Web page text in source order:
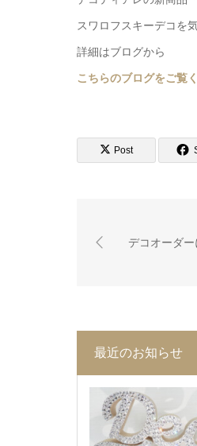
スワロフスキーデコを
詳細はブログから
こちらのブログをご覧
Post
デコオーダ
最近のお知らせ